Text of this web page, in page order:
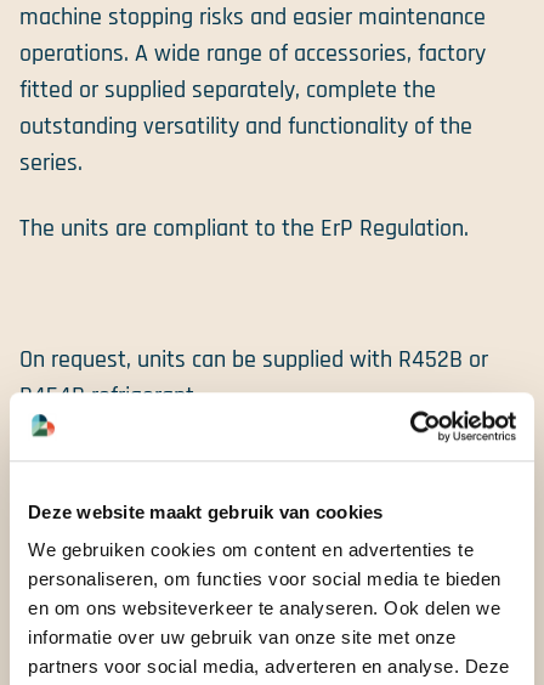
Deze website maakt gebruik van cookies
We gebruiken cookies om content en advertenties te
personaliseren, om functies voor social media te bieden
en om ons websiteverkeer te analyseren. Ook delen we
informatie over uw gebruik van onze site met onze
partners voor social media, adverteren en analyse. Deze
machine stopping risks and easier maintenance
operations. A wide range of accessories, factory
fitted or supplied separately, complete the
outstanding versatility and functionality of the
series.
The units are compliant to the ErP Regulation.
On request, units can be supplied with R452B or
R454B refrigerant.
Versies
CWW/K - Cooling only
CWW/K/WP - Reversible Heat Pump
CWW/K/SSL - Super silenced cooling only
CWW/K/WP/SSL - Super silenced reversible
Heat Pump